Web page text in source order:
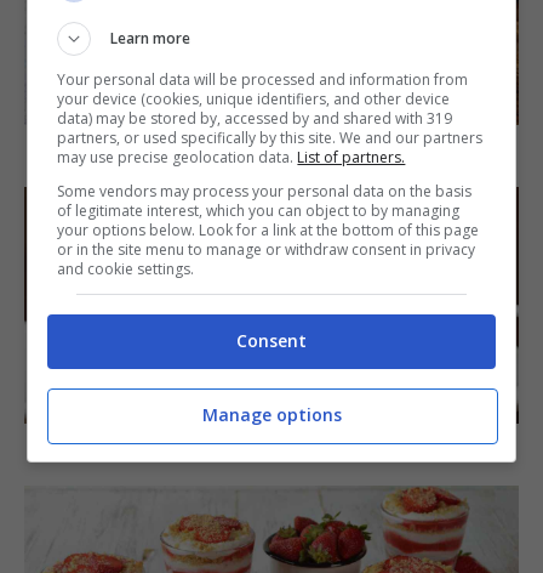
SECONDI PIATTI
Arista di maiale al latte
DOLCI
Torta di mele e cioccolato
Learn more
Your personal data will be processed and information from
your device (cookies, unique identifiers, and other device
data) may be stored by, accessed by and shared with 319
partners, or used specifically by this site. We and our partners
may use precise geolocation data. List of partners.
Some vendors may process your personal data on the basis
of legitimate interest, which you can object to by managing
your options below. Look for a link at the bottom of this page
or in the site menu to manage or withdraw consent in privacy
and cookie settings.
Consent
Manage options